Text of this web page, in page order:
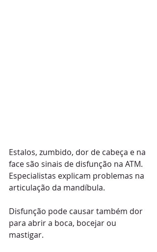
Estalos, zumbido, dor de cabeça e na
face são sinais de disfunção na ATM.
Especialistas explicam problemas na
articulação da mandíbula.
Disfunção pode causar também dor
para abrir a boca, bocejar ou
mastigar.